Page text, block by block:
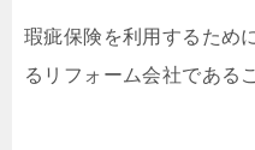
瑕疵保険を利用するため
るリフォーム会社である